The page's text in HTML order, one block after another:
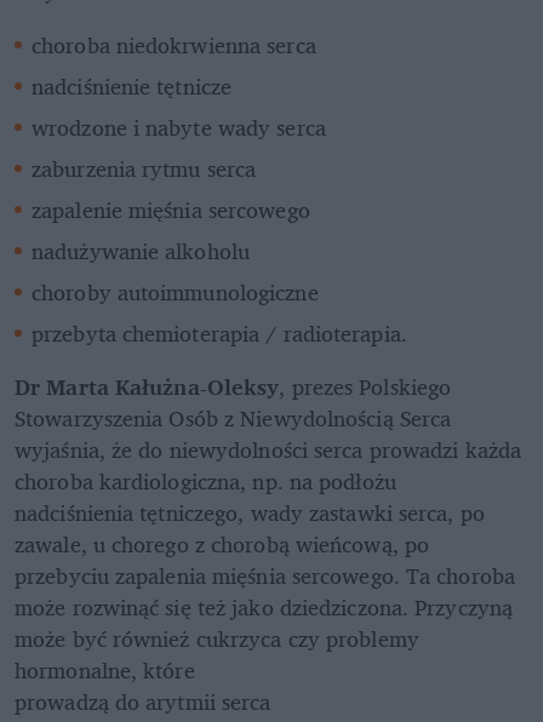
choroba niedokrwienna serca
nadciśnienie tętnicze
wrodzone i nabyte wady serca
zaburzenia rytmu serca
zapalenie mięśnia sercowego
nadużywanie alkoholu
choroby autoimmunologiczne
przebyta chemioterapia / radioterapia.
Dr Marta Kałużna-Oleksy, prezes Polskiego
Stowarzyszenia Osób z Niewydolnością Serca
wyjaśnia, że do niewydolności serca prowadzi każda
choroba kardiologiczna, np. na podłożu
nadciśnienia tętniczego, wady zastawki serca, po
zawale, u chorego z chorobą wieńcową, po
przebyciu zapalenia mięśnia sercowego. Ta choroba
może rozwinąć się też jako dziedziczona. Przyczyną
może być również cukrzyca czy problemy
hormonalne, które
prowadzą do arytmii serca